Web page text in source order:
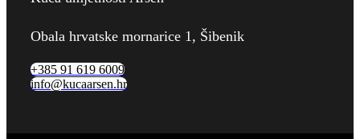
Obala hrvatske mornarice 1, Šibenik
+385 91 619 6009
info@kucaarsen.hr